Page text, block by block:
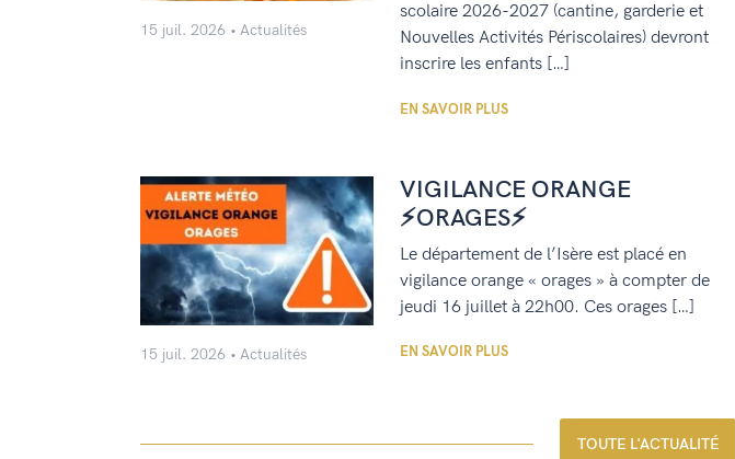
15 juil. 2026 Actualités
scolaire 2026-2027 (cantine, garderie et
Nouvelles Activités Périscolaires) devront
inscrire les enfants […]
EN SAVOIR PLUS
15 juil. 2026 Actualités
VIGILANCE ORANGE
⚡ORAGES⚡
Le département de l’Isère est placé en
vigilance orange « orages » à compter de
jeudi 16 juillet à 22h00. Ces orages […]
EN SAVOIR PLUS
TOUTE L'ACTUALITÉ